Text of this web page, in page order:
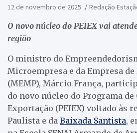
12 de novembro de 2025 Redação
O novo núcleo do PEIEX vai
região
O ministro do
Microempresa e da Empresa de
(MEMP), Márcio França,
do novo núcleo do Programa
Exportação (PEIEX) voltado às
Paulista e da Baixada Santista,